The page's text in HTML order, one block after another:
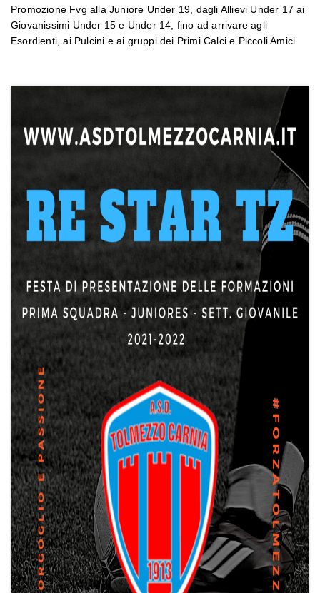
Promozione Fvg alla Juniore Under 19, dagli Allievi Under 17 ai
Giovanissimi Under 15 e Under 14, fino ad arrivare agli
Esordienti, ai Pulcini e ai gruppi dei Primi Calci e Piccoli Amici.